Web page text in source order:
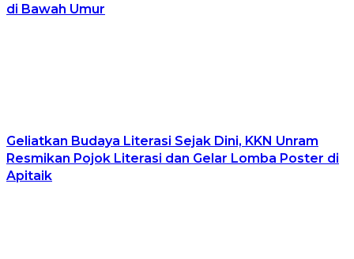
di Bawah Umur
Geliatkan Budaya Literasi Sejak Dini, KKN Unram
Resmikan Pojok Literasi dan Gelar Lomba Poster di
Apitaik